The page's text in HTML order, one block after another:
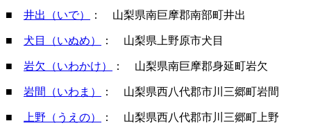
■ 井出（いで） ： 山梨県南巨摩郡南部町井出
■ 犬目（いぬめ） ： 山梨県上野原市犬目
■ 岩欠（いわかけ） ： 山梨県南巨摩郡身延町岩欠
■ 岩間（いわま） ： 山梨県西八代郡市川三郷町岩間
■ 上野（うえの） ： 山梨県西八代郡市川三郷町上野